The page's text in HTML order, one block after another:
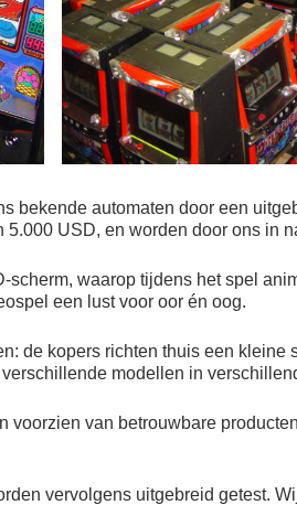
bekende automaten door een
USD, en worden door ons in
waarop tijdens het spel
een lust voor oor én oog.
de kopers richten thuis een
modellen in
voorzien van betrouwbare
vervolgens uitgebreid getest.